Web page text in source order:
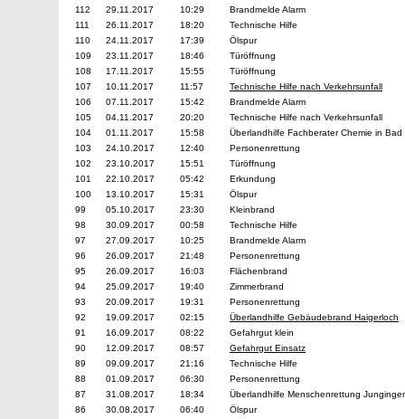
112
29.11.2017 10:29
Brandmelde Alarm
111
26.11.2017 18:20
Technische Hilfe
110
24.11.2017 17:39
Ölspur
109
23.11.2017 18:46
Türöffnung
108
17.11.2017 15:55
Türöffnung
107
10.11.2017 11:57
Technische Hilfe nach Verkehrsunfall
106
07.11.2017 15:42
Brandmelde Alarm
105
04.11.2017 20:20
Technische Hilfe nach Verkehrsunfall
104
01.11.2017 15:58
Überlandhilfe Fachberater Chemie in Bad
103
24.10.2017 12:40
Personenrettung
102
23.10.2017 15:51
Türöffnung
101
22.10.2017 05:42
Erkundung
100
13.10.2017 15:31
Ölspur
99
05.10.2017 23:30
Kleinbrand
98
30.09.2017 00:58
Technische Hilfe
97
27.09.2017 10:25
Brandmelde Alarm
96
26.09.2017 21:48
Personenrettung
95
26.09.2017 16:03
Flächenbrand
94
25.09.2017 19:40
Zimmerbrand
93
20.09.2017 19:31
Personenrettung
92
19.09.2017 02:15
Überlandhilfe Gebäudebrand Haigerloch
91
16.09.2017 08:22
Gefahrgut klein
90
12.09.2017 08:57
Gefahrgut Einsatz
89
09.09.2017 21:16
Technische Hilfe
88
01.09.2017 06:30
Personenrettung
87
31.08.2017 18:34
Überlandhilfe Menschenrettung
86
30.08.2017 06:40
Ölspur